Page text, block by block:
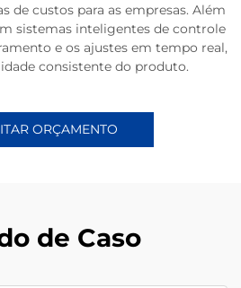
de custos para as empresas. Além
sistemas inteligentes de controle
e os ajustes em tempo real,
consistente do produto.
ORÇAMENTO
de Caso